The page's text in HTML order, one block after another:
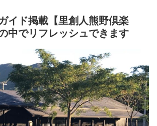
イド掲載【里創人熊野倶楽
中でリフレッシュできます